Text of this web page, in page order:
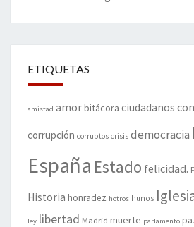
ETIQUETAS
amistad amorbitácora ciudadanos
corrupción corruptos crisis democracia
España Estado felicidad.
Historia honradez hotros hunos
ley libertad Madrid muerte parlamento